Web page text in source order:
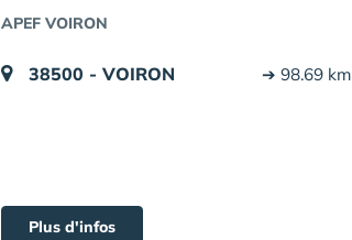
APEF VOIRON
38500 - VOIRON ➔ 98.69 km
Plus d'infos